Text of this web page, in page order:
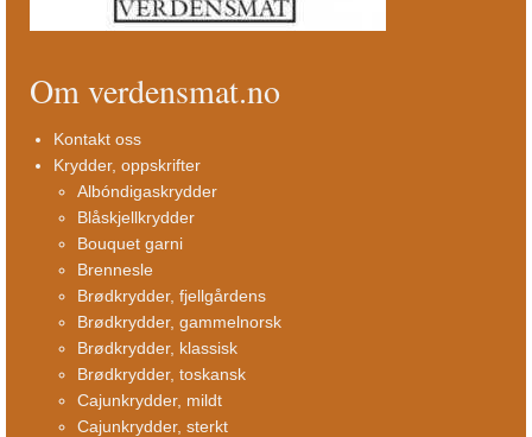
Om verdensmat.no
Kontakt oss
Krydder, oppskrifter
Albóndigaskrydder
Blåskjellkrydder
Bouquet garni
Brennesle
Brødkrydder, fjellgårdens
Brødkrydder, gammelnorsk
Brødkrydder, klassisk
Brødkrydder, toskansk
Cajunkrydder, mildt
Cajunkrydder, sterkt